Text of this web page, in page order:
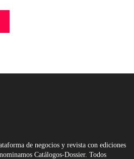
de negocios y revista con ediciones
Catálogos-Dossier. Todos